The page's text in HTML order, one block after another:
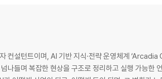
컨설턴트이며, AI 기반 지식·전략 운영체계
나들며 복잡한 현상을 구조로 정리하고 실행 가능